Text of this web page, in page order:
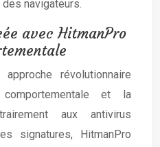
navigateurs.
avec HitmanPro
révolutionnaire
et la
aux antivirus
signatures, HitmanPro